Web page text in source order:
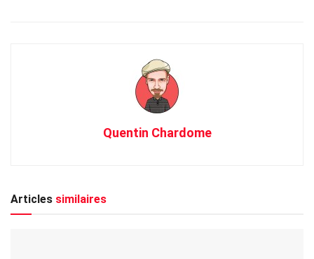
Quentin Chardome
Articles similaires